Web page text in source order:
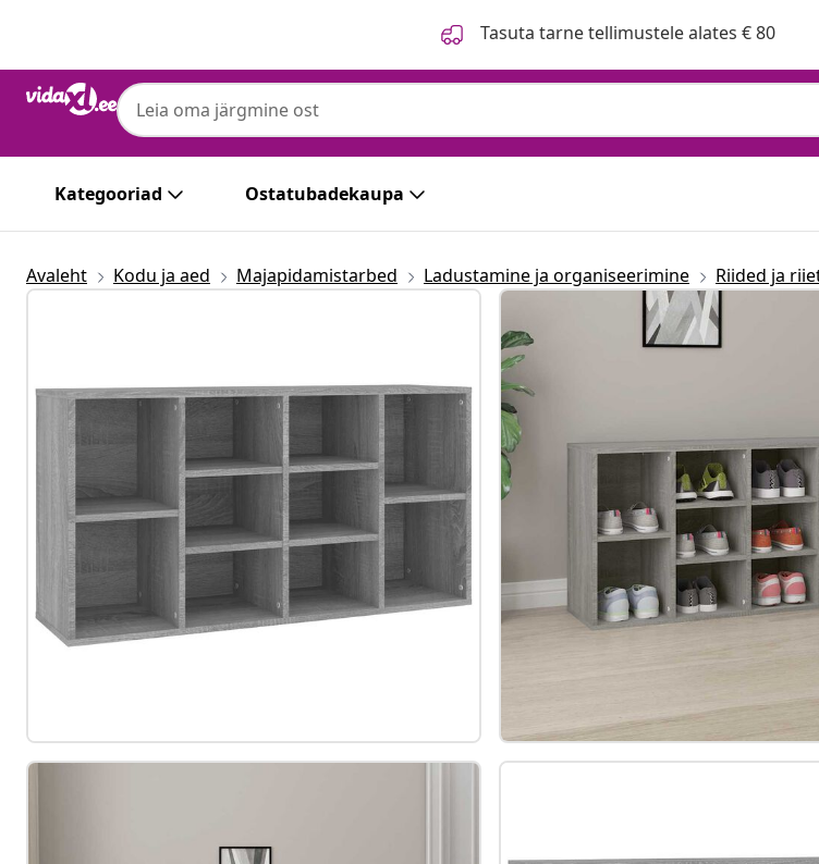
Tasuta tarne tellimustele alates € 80
Kategooriad Ostatubadekaupa
Avaleht Kodu ja aed Majapidamistarbed Ladustamine ja organiseerimine Riided ja